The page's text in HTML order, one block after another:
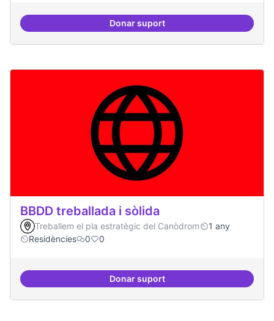
Donar suportExperiments delirants que ho
BBDD treballada i sòlida
Treballem el pla estratègic del Canòdrom
1 any
Residències
0 0
Donar suportBBDD treballada i sòlida